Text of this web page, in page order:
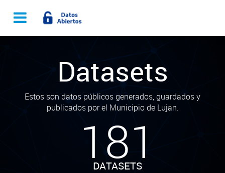
Datasets
Estos son datos públicos generados, guardados y
publicados por el Municipio de Lujan.
181
DATASETS